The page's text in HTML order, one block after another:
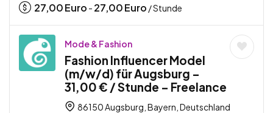
27,00Euro - 27,00Euro / Stunde
Mode & Fashion
Fashion Influencer Model
(m/w/d) für Augsburg –
31,00 € / Stunde – Freelance
86150 Augsburg, Bayern, Deutschland